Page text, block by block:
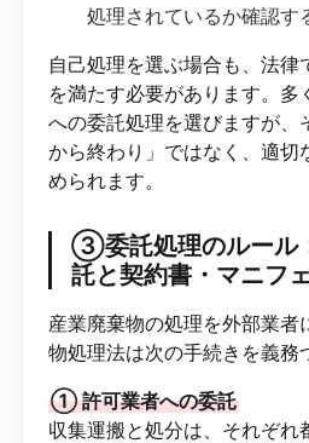
処理されているか確認す
自己処理を選ぶ場合も、法律
を満たす必要があります。多
への委託処理を選びますが、
から終わり」ではなく、適切
められます。
③委託処理のルール
託と契約書・マニフ
産業廃棄物の処理を外部業者
物処理法は次の手続きを義務
① 許可業者への委託
収集運搬と処分は、それぞれ